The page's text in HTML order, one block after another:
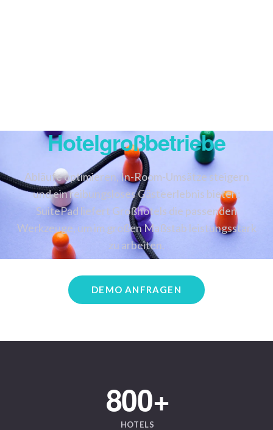
Hotelgroßbetriebe
Abläufe optimieren, In-Room-Umsätze steigern
und ein reibungsloses Gästeerlebnis bieten:
SuitePad liefert Großhotels die passenden
Werkzeuge, um im großen Maßstab leistungsstark
zu arbeiten.
DEMO ANFRAGEN
800+
HOTELS